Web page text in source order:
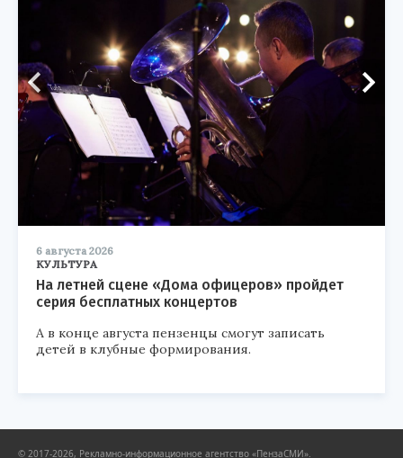
6 августа 2026
КУЛЬТУРА
На летней сцене «Дома офицеров» пройдет
серия бесплатных концертов
А в конце августа пензенцы смогут записать
детей в клубные формирования.
© 2017-2026, Рекламно-информационное агентство «ПензаСМИ».